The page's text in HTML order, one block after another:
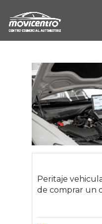
Peritaje
de comprar un